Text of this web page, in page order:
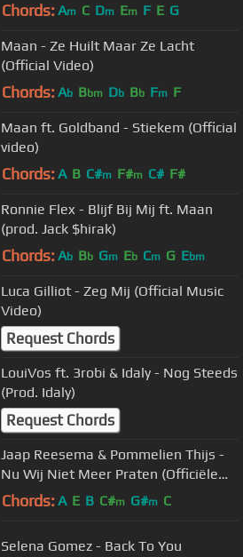
Chords: Am C Dm Em F E G
Maan - Ze Huilt Maar Ze Lacht
(Official Video)
Chords: Ab Bbm Db Bb Fm F
Maan ft. Goldband - Stiekem (Official
video)
Chords: A B C#m F#m C# F#
Ronnie Flex - Blijf Bij Mij ft. Maan
(prod. Jack $hirak)
Chords: Ab Bb Gm Eb Cm G Ebm
Luca Gilliot - Zeg Mij (Official Music
Video)
Request Chords
LouiVos ft. 3robi & Idaly - Nog Steeds
(Prod. Idaly)
Request Chords
Jaap Reesema & Pommelien Thijs -
Nu Wij Niet Meer Praten (Officiële
Videoclip)
Chords: A E B C#m G#m C
Selena Gomez - Back To You